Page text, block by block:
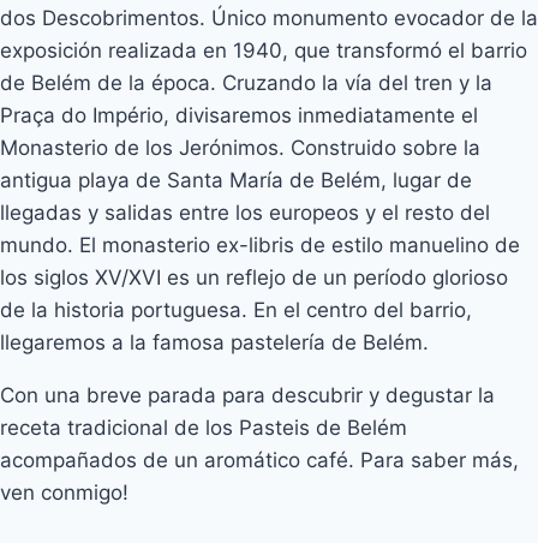
dos Descobrimentos. Único monumento evocador de la
exposición realizada en 1940, que transformó el barrio
de Belém de la época. Cruzando la vía del tren y la
Praça do Império, divisaremos inmediatamente el
Monasterio de los Jerónimos. Construido sobre la
antigua playa de Santa María de Belém, lugar de
llegadas y salidas entre los europeos y el resto del
mundo. El monasterio ex-libris de estilo manuelino de
los siglos XV/XVI es un reflejo de un período glorioso
de la historia portuguesa. En el centro del barrio,
llegaremos a la famosa pastelería de Belém.
Con una breve parada para descubrir y degustar la
receta tradicional de los Pasteis de Belém
acompañados de un aromático café. Para saber más,
ven conmigo!